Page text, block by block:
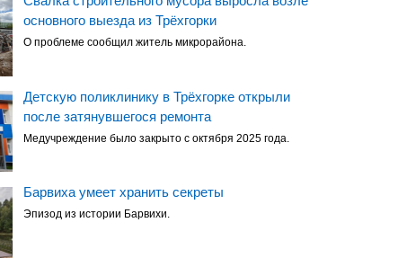
основного выезда из Трёхгорки
О проблеме сообщил житель микрорайона.
Детскую поликлинику в Трёхгорке открыли
после затянувшегося ремонта
Медучреждение было закрыто с октября 2025 года.
Барвиха умеет хранить секреты
Эпизод из истории Барвихи.